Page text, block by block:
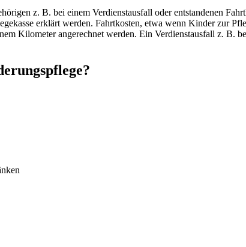
z. B. bei einem Verdienstausfall oder entstandenen
erklärt werden. Fahrtkosten, etwa wenn Kinder zur
Kilometer angerechnet werden. Ein Verdienstausfall z. B.